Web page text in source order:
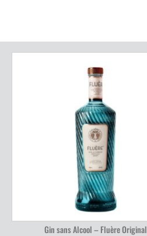
Gin sans Alcool – Fluère Original